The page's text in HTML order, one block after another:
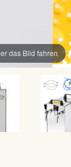
das Bild fahren